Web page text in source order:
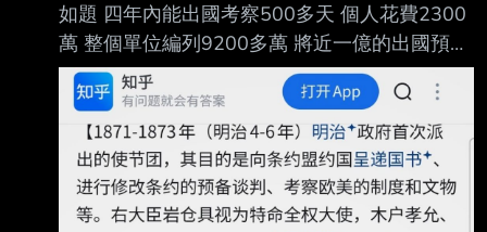
如題 四年內能出國考察500多天 個人花費2300
萬 整個單位編列9200多萬 將近一億的出國預算
然後一個人就出國了2300萬 是什麼職缺可以這
麼爽 還能順便放假收心 --